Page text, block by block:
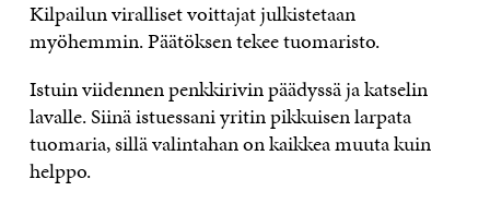
Kilpailun viralliset voittajat julkistetaan
myöhemmin. Päätöksen tekee tuomaristo.
Istuin viidennen penkkirivin päädyssä ja katselin
lavalle. Siinä istuessani yritin pikkuisen larpata
tuomaria, sillä valintahan on kaikkea muuta kuin
helppo.